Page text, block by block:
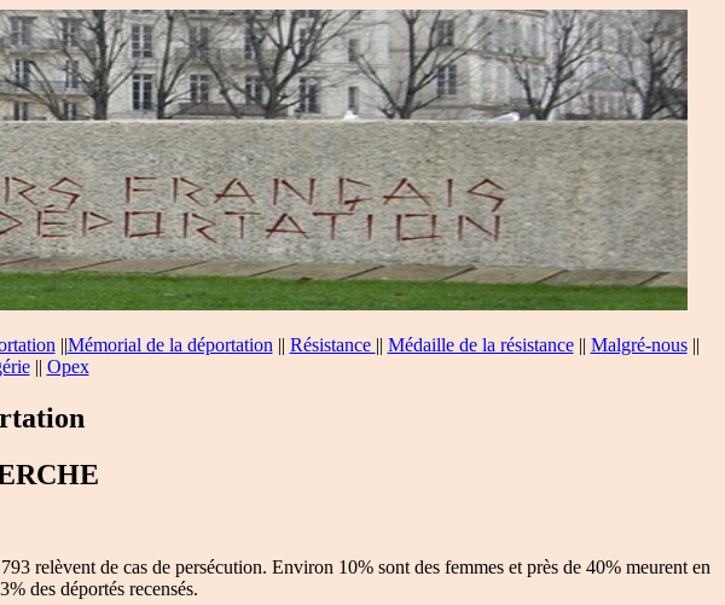
||Mémorial de la déportation || Résistance || Médaille de la résistance|| Malgré-nous||
|| Opex
relèvent de cas de persécution. Environ 10% sont des femmes et près de 40% meurent en
des déportés recensés.